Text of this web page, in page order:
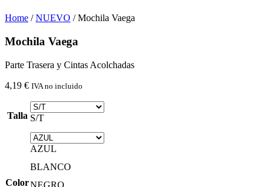
Home /NUEVO / Mochila Vaega
Mochila Vaega
Parte Trasera y Cintas Acolchadas
4,19 € IVA no incluido
Talla S/T
Color
AZUL
BLANCO
NEGRO